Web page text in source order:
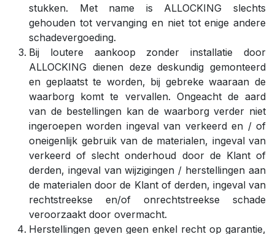
stukken. Met name is ALLOCKING slechts
gehouden tot vervanging en niet tot enige andere
schadevergoeding.
Bij loutere aankoop zonder installatie door
ALLOCKING dienen deze deskundig gemonteerd
en geplaatst te worden, bij gebreke waaraan de
waarborg komt te vervallen. Ongeacht de aard
van de bestellingen kan de waarborg verder niet
ingeroepen worden ingeval van verkeerd en / of
oneigenlijk gebruik van de materialen, ingeval van
verkeerd of slecht onderhoud door de Klant of
derden, ingeval van wijzigingen / herstellingen aan
de materialen door de Klant of derden, ingeval van
rechtstreekse en/of onrechtstreekse schade
veroorzaakt door overmacht.
Herstellingen geven geen enkel recht op garantie,